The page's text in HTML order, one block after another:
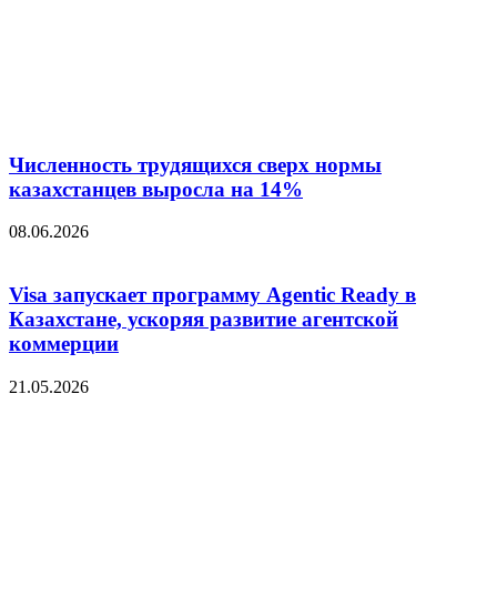
Численность трудящихся сверх нормы
казахстанцев выросла на 14%
08.06.2026
Visa запускает программу Agentic Ready в
Казахстане, ускоряя развитие агентской
коммерции
21.05.2026